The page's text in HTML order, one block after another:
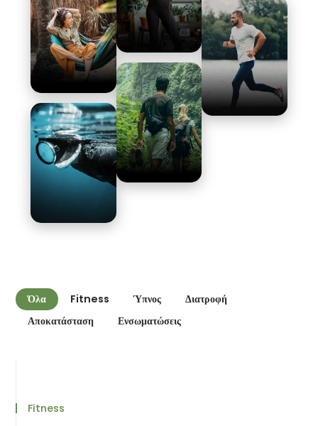
Όλα Fitness Ύπνος
Διατροφή
Αποκατάσταση
Ενσωματώσεις
Fitness